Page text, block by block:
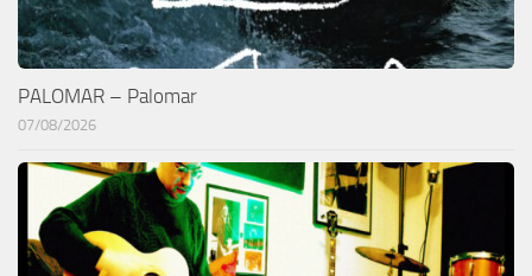
PALOMAR – Palomar
07/08/2026